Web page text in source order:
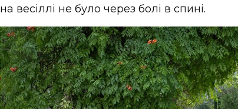
на весіллі не було через болі в спині.